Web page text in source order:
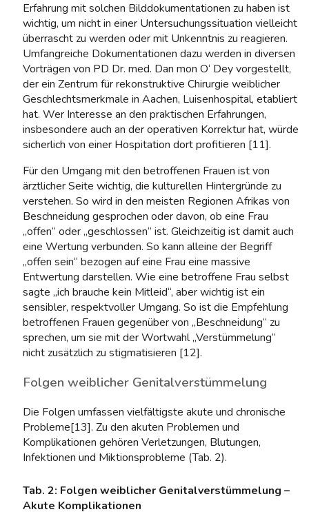
Erfahrung mit solchen Bilddokumentationen zu haben ist
wichtig, um nicht in einer Untersuchungssituation vielleicht
überrascht zu werden oder mit Unkenntnis zu reagieren.
Umfangreiche Dokumentationen dazu werden in diversen
Vorträgen von PD Dr. med. Dan mon O‘ Dey vorgestellt,
der ein Zentrum für rekonstruktive Chirurgie weiblicher
Geschlechtsmerkmale in Aachen, Luisenhospital, etabliert
hat. Wer Interesse an den praktischen Erfahrungen,
insbesondere auch an der operativen Korrektur hat, würde
sicherlich von einer Hospitation dort profitieren [11].
Für den Umgang mit den betroffenen Frauen ist von
ärztlicher Seite wichtig, die kulturellen Hintergründe zu
verstehen. So wird in den meisten Regionen Afrikas von
Beschneidung gesprochen oder davon, ob eine Frau
„offen“ oder „geschlossen“ ist. Gleichzeitig ist damit auch
eine Wertung verbunden. So kann alleine der Begriff
„offen sein“ bezogen auf eine Frau eine massive
Entwertung darstellen. Wie eine betroffene Frau selbst
sagte „ich brauche kein Mitleid“, aber wichtig ist ein
sensibler, respektvoller Umgang. So ist die Empfehlung
betroffenen Frauen gegenüber von „Beschneidung“ zu
sprechen, um sie mit der Wortwahl „Verstümmelung“
nicht zusätzlich zu stigmatisieren [12].
Folgen weiblicher Genitalverstümmelung
Die Folgen umfassen vielfältigste akute und chronische
Probleme[13]. Zu den akuten Problemen und
Komplikationen gehören Verletzungen, Blutungen,
Infektionen und Miktionsprobleme (Tab. 2).
Tab. 2: Folgen weiblicher Genitalverstümmelung –
Akute Komplikationen